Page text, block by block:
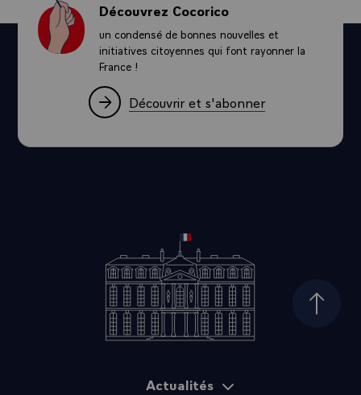
Découvrez Cocorico
un condensé de bonnes nouvelles et
initiatives citoyennes qui font rayonner la
France !
Découvrir et s'abonner
Haut
Actualités